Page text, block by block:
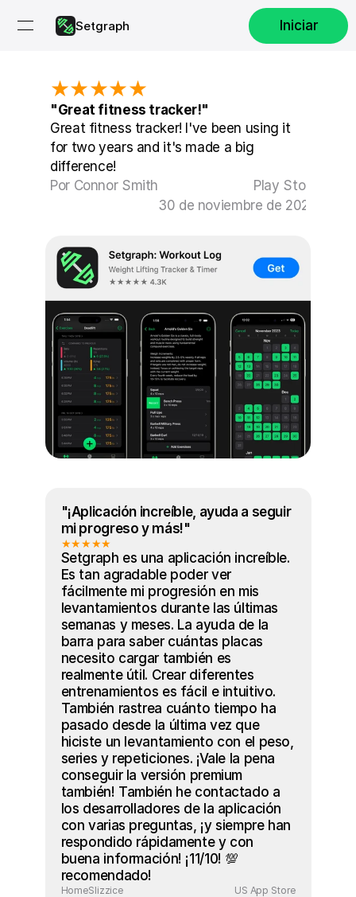
Setgraph Iniciar
★★★★★
"Great fitness tracker!"
Great fitness tracker! I've been using it
for two years and it's made a big
difference!
Por Connor Smith
Play Store
30 de noviembre de 2024
"¡Aplicación increíble, ayuda a seguir
mi progreso y más!"
★★★★★
Setgraph es una aplicación increíble.
Es tan agradable poder ver
fácilmente mi progresión en mis
levantamientos durante las últimas
semanas y meses. La ayuda de la
barra para saber cuántas placas
necesito cargar también es
realmente útil. Crear diferentes
entrenamientos es fácil e intuitivo.
También rastrea cuánto tiempo ha
pasado desde la última vez que
hiciste un levantamiento con el peso,
series y repeticiones. ¡Vale la pena
conseguir la versión premium
también! También he contactado a
los desarrolladores de la aplicación
con varias preguntas, ¡y siempre han
respondido rápidamente y con
buena información! ¡11/10! 💯
recomendado!
HomeSlizzice US App Store